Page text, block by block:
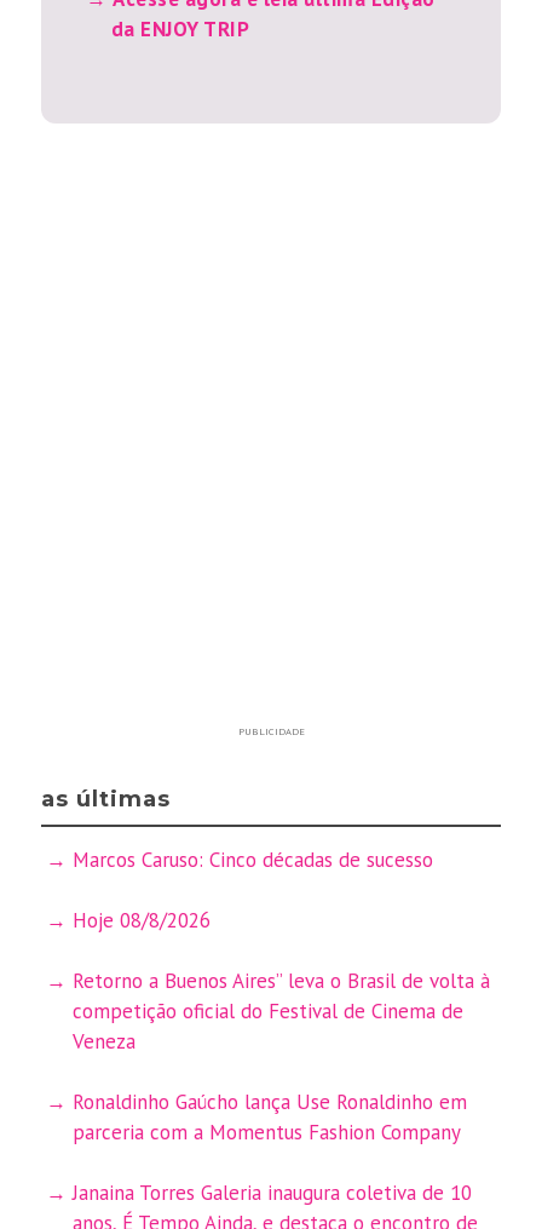
da ENJOY TRIP
PUBLICIDADE
as últimas
Marcos Caruso: Cinco décadas de sucesso
Hoje 08/8/2026
Retorno a Buenos Aires” leva o Brasil de volta à
competição oficial do Festival de Cinema de
Veneza
Ronaldinho Gaúcho lança Use Ronaldinho em
parceria com a Momentus Fashion Company
Janaina Torres Galeria inaugura coletiva de 10
anos, É Tempo Ainda, e destaca o encontro de